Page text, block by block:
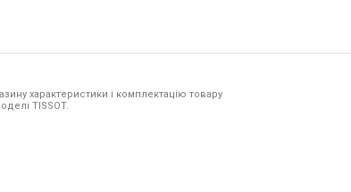
характеристики і комплектацію товару
TISSOT.